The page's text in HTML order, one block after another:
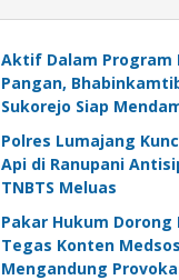
Aktif Dalam Program
Pangan,
Sukorejo Siap
Polres Lumajang
Api di Ranupani
TNBTS Meluas
Pakar Hukum
Tegas Konten
Mengandung